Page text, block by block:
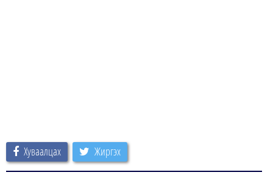
Хуваалцах Жиргэх